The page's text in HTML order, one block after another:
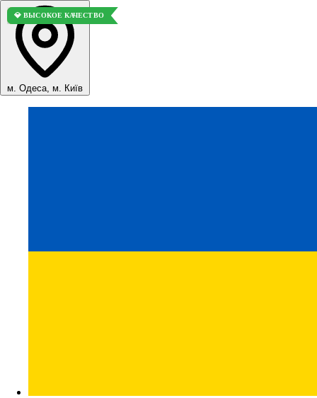
м. Одеса, м. Київ
🚀 ТОП ПРОДАЖ
🏆 ЛУЧШИЙ ВАРИАНТ
💎 ВЫСОКОЕ КАЧЕСТВО